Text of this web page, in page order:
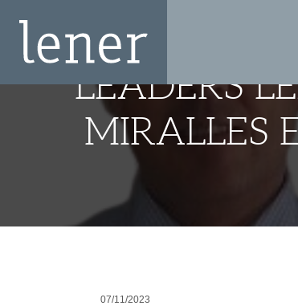
LEADERS
MIRALLES
07/11/2023